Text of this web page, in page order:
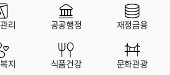
사회복지
전체 유료 무료
리 공공행정 재정금융
지 식품건강 문화관광